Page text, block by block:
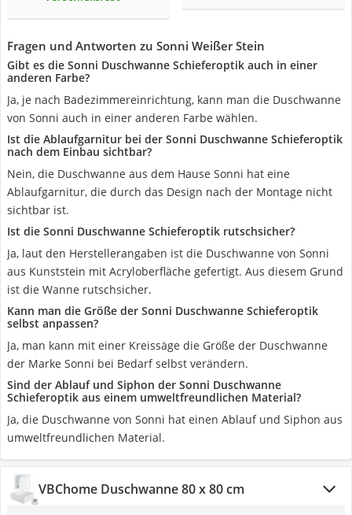
Fragen und Antworten zu Sonni Weißer Stein
Gibt es die Sonni Duschwanne Schieferoptik auch in einer
anderen Farbe?
Ja, je nach Badezimmereinrichtung, kann man die Duschwanne
von Sonni auch in einer anderen Farbe wählen.
Ist die Ablaufgarnitur bei der Sonni Duschwanne Schieferoptik
nach dem Einbau sichtbar?
Nein, die Duschwanne aus dem Hause Sonni hat eine
Ablaufgarnitur, die durch das Design nach der Montage nicht
sichtbar ist.
Ist die Sonni Duschwanne Schieferoptik rutschsicher?
Ja, laut den Herstellerangaben ist die Duschwanne von Sonni
aus Kunststein mit Acryloberfläche gefertigt. Aus diesem Grund
ist die Wanne rutschsicher.
Kann man die Größe der Sonni Duschwanne Schieferoptik
selbst anpassen?
Ja, man kann mit einer Kreissäge die Größe der Duschwanne
der Marke Sonni bei Bedarf selbst verändern.
Sind der Ablauf und Siphon der Sonni Duschwanne
Schieferoptik aus einem umweltfreundlichen Material?
Ja, die Duschwanne von Sonni hat einen Ablauf und Siphon aus
umweltfreundlichen Material.
VBChome Duschwanne 80 x 80 cm